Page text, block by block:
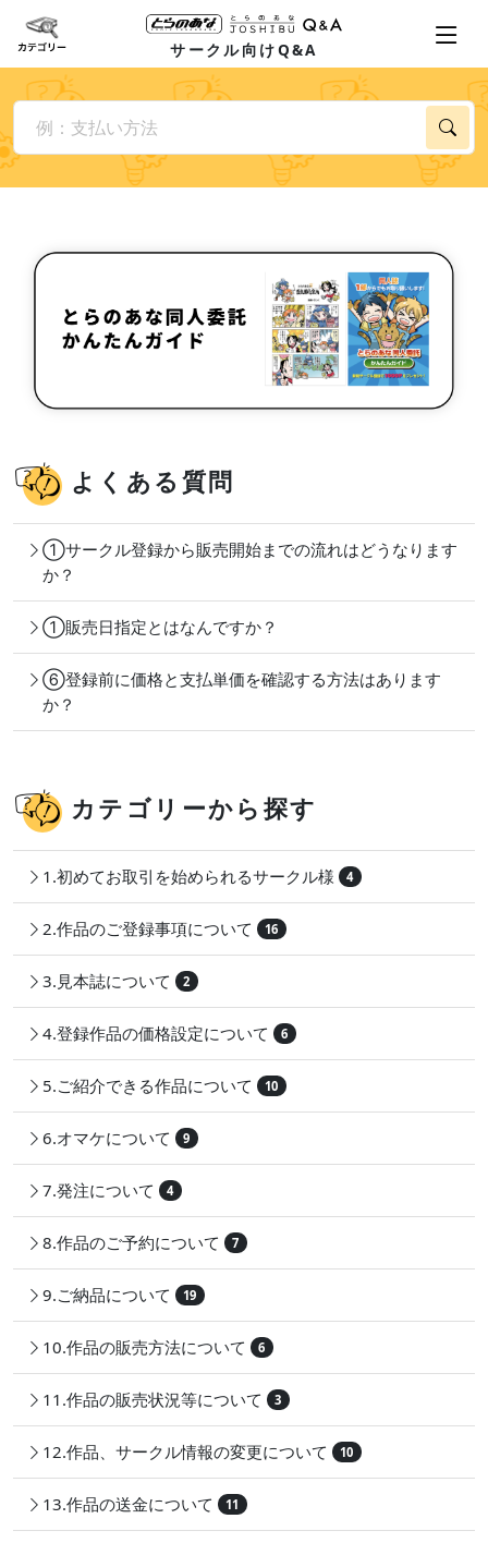
サークル向けQ&A
よくある質問
①サークル登録から販売開始までの流れはどうなります
か？
①販売日指定とはなんですか？
⑥登録前に価格と支払単価を確認する方法はあります
か？
カテゴリーから探す
1.初めてお取引を始められるサークル様 4
2.作品のご登録事項について 16
3.見本誌について 2
4.登録作品の価格設定について 6
5.ご紹介できる作品について 10
6.オマケについて 9
7.発注について 4
8.作品のご予約について 7
9.ご納品について 19
10.作品の販売方法について 6
11.作品の販売状況等について 3
12.作品、サークル情報の変更について 10
13.作品の送金について 11